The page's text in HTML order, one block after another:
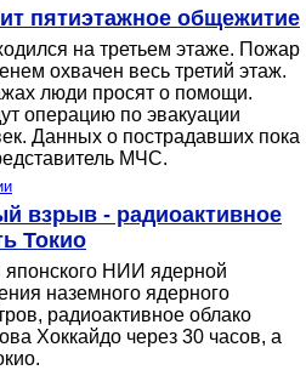
пятиэтажное общежитие
на третьем этаже. Пожар
охвачен весь третий этаж.
люди просят о помощи.
операцию по эвакуации
Данных о пострадавших пока
МЧС.
взрыв - радиоактивное
Токио
НИИ ядерной
наземного ядерного
радиоактивное облако
Хоккайдо через 30 часов, а